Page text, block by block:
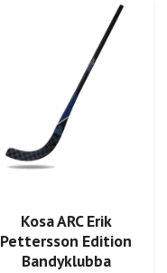
Kosa ARC Erik
Pettersson Edition
Bandyklubba